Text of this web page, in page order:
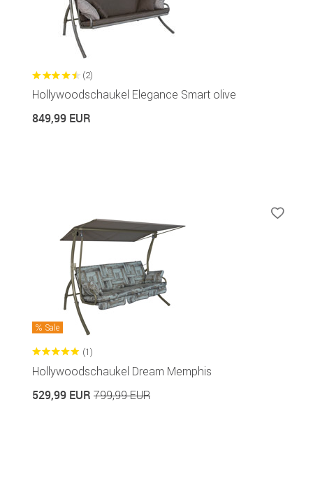
(2)
Hollywoodschaukel Elegance Smart olive
849,99 EUR
Sale
(1)
Hollywoodschaukel Dream Memphis
529,99 EUR 799,99 EUR